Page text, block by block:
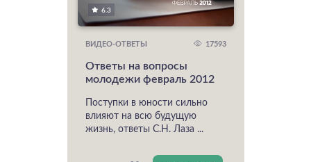
6.3
ВИДЕО-ОТВЕТЫ 17593
Ответы на вопросы
молодежи февраль 2012
Поступки в юности сильно
влияют на всю будущую
жизнь, ответы С.Н. Лаза ...